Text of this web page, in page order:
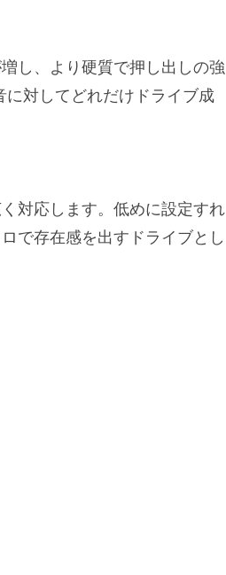
し、より硬質で押し出しの強
対してどれだけドライブ成
対応します。低めに設定すれ
で存在感を出すドライブとし